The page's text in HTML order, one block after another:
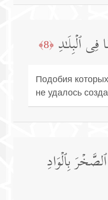
ٱلۡبِلَـٰدِ ﴿8﴾
Подобия
не удалось
بِٱلۡوَادِ